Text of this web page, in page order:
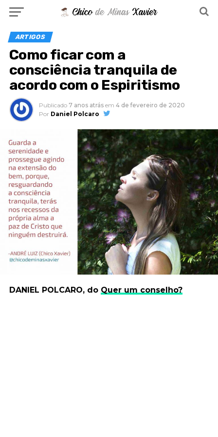
ARTIGOS
Como ficar com a
consciência tranquila de
acordo com o Espiritismo
Publicado 7 anos atrás em 4 de fevereiro de 2020
Por Daniel Polcaro
DANIEL POLCARO, do Quer um conselho?